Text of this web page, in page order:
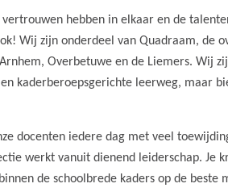
hebben in elkaar en de
Wij zijn onderdeel van Quadraam, de
Overbetuwe en de Liemers. Wij
kaderberoepsgerichte leerweg, maar
docenten iedere dag met veel
werkt vanuit dienend leiderschap. Je
de schoolbrede kaders op de beste